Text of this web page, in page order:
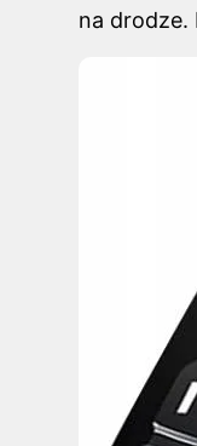
na drodze.